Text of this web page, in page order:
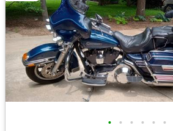
• • • • • •